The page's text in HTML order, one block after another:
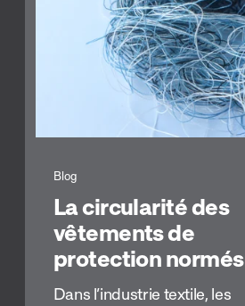
Blog
La circularité des
vêtements de
protection normés
Dans l’industrie textile, les